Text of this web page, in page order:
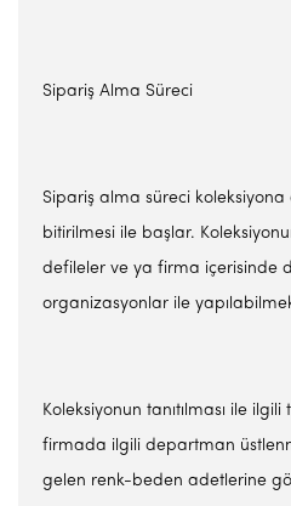
Sipariş Alma Süreci
Sipariş alma süreci koleksiyona
bitirilmesi ile başlar.
defileler ve ya firma içerisinde
organizasyonlar ile
Koleksiyonun tanıtılması ile
firmada ilgili departman
gelen renk-beden adetlerine